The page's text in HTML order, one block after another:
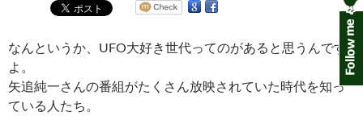
なんというか、UFO大好き世代ってのがあると思うんです
よ。
矢追純一さんの番組がたくさん放映されていた時代を知っ
ている人たち。